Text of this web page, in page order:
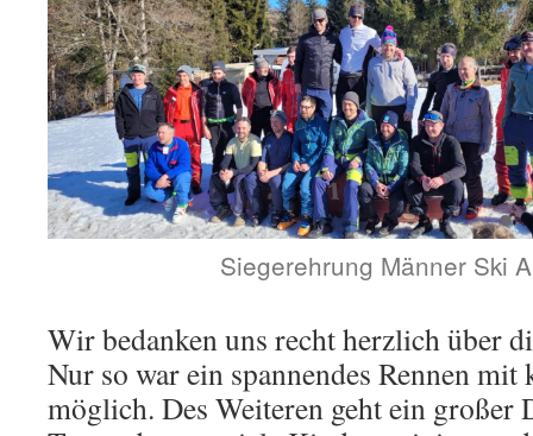
Siegerehrung Männer Ski
Wir bedanken uns recht herzlich über
Nur so war ein spannendes Rennen mit
möglich. Des Weiteren geht ein großer